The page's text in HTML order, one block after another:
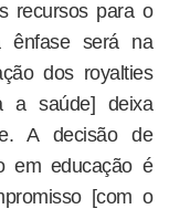
recursos para o
ênfase será na
dos royalties
a saúde] deixa
A decisão de
em educação é
[com o